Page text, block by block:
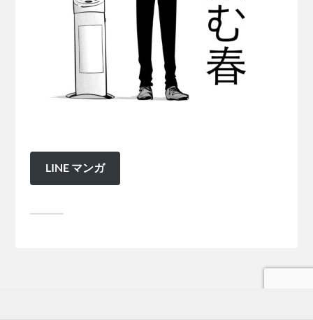
LINE マンガ